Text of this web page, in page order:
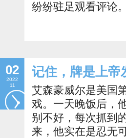
纷纷驻足观看评论
02
2022
11
记住，牌是上帝
艾森豪威尔是美国
戏。一天晚饭后，
别不好，每次抓到
来，他实在是忍无